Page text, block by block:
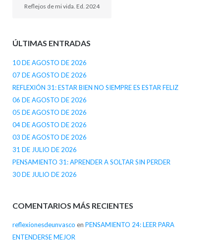
Reflejos de mi vida. Ed. 2024
ÚLTIMAS ENTRADAS
10 DE AGOSTO DE 2026
07 DE AGOSTO DE 2026
REFLEXIÓN 31: ESTAR BIEN NO SIEMPRE ES ESTAR FELIZ
06 DE AGOSTO DE 2026
05 DE AGOSTO DE 2026
04 DE AGOSTO DE 2026
03 DE AGOSTO DE 2026
31 DE JULIO DE 2026
PENSAMIENTO 31: APRENDER A SOLTAR SIN PERDER
30 DE JULIO DE 2026
COMENTARIOS MÁS RECIENTES
reflexionesdeunvasco en PENSAMIENTO 24: LEER PARA
ENTENDERSE MEJOR